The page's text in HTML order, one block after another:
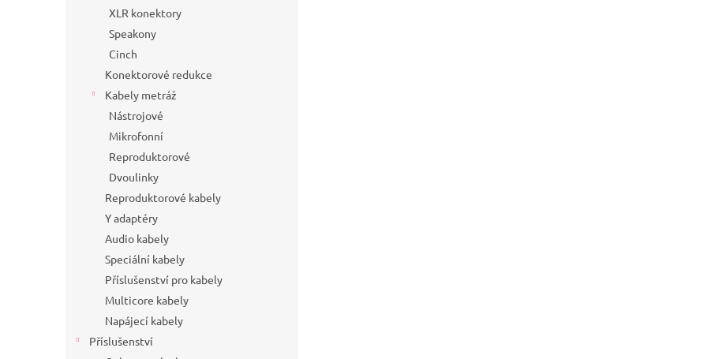
XLR konektory
Speakony
Cinch
Konektorové redukce
Kabely metráž
Nástrojové
Mikrofonní
Reproduktorové
Dvoulinky
Reproduktorové kabely
Y adaptéry
Audio kabely
Speciální kabely
Příslušenství pro kabely
Multicore kabely
Napájecí kabely
Příslušenství